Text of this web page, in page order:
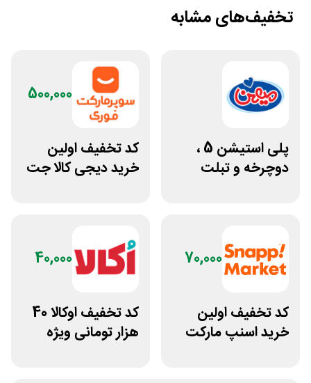
تخفیف‌های مشابه
پلی استیشن 5 ،
دوچرخه و تبلت
500,000
کد تخفیف اولین
خرید دیجی کالا جت
70,000
کد تخفیف اولین
خرید اسنپ مارکت
40,000
کد تخفیف اوکالا 40
هزار تومانی ویژه